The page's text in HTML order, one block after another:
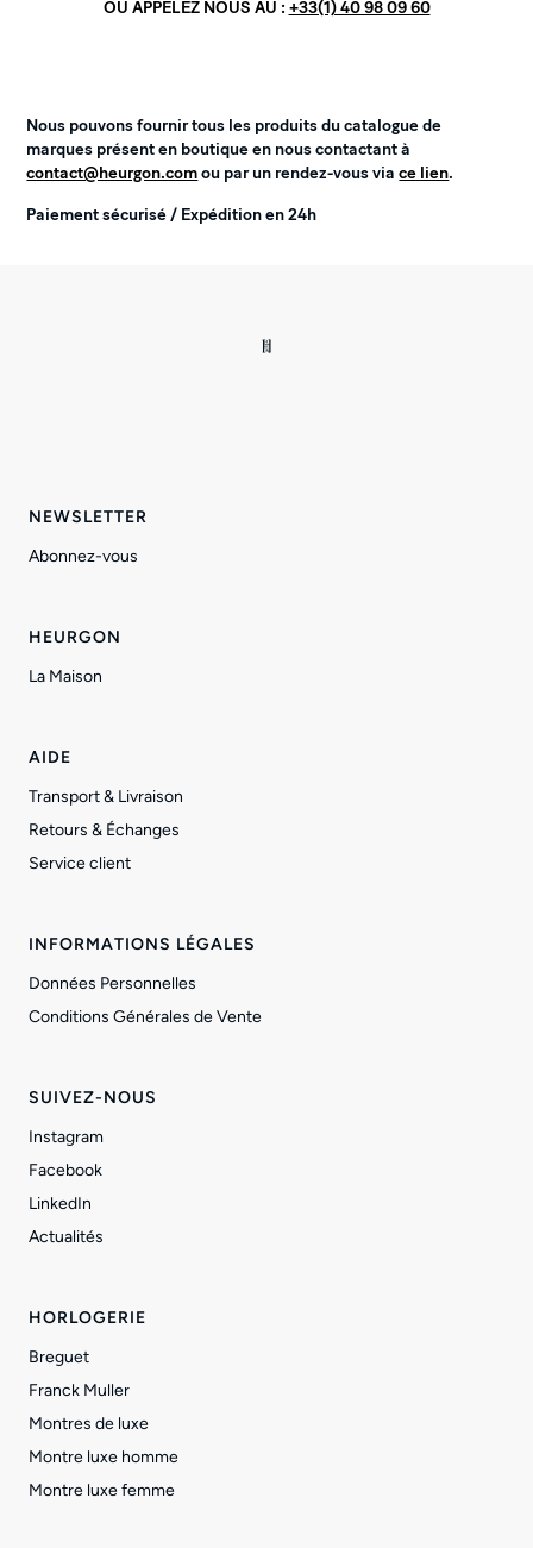
OU APPELEZ NOUS AU : +33(1) 40 98 09 60
Nous pouvons fournir tous les produits du catalogue de
marques présent en boutique en nous contactant à
contact@heurgon.comou par un rendez-vous viace lien.
Paiement sécurisé / Expédition en 24h
NEWSLETTER
Abonnez-vous
HEURGON
La Maison
AIDE
Transport & Livraison
Retours & Échanges
Service client
INFORMATIONS LÉGALES
Données Personnelles
Conditions Générales de Vente
SUIVEZ-NOUS
Instagram
Facebook
LinkedIn
Actualités
HORLOGERIE
Breguet
Franck Muller
Montres de luxe
Montre luxe homme
Montre luxe femme